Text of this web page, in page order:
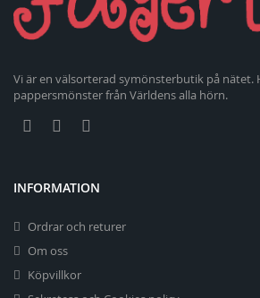
Vi är en välsorterad symönsterbutik på nätet.
pappersmönster från Världens alla hörn.
INFORMATION
Ordrar och returer
Om oss
Köpvillkor